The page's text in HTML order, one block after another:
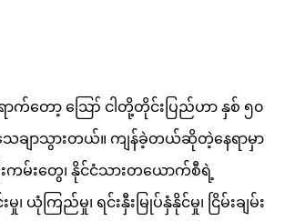
ောက်တော့ ဪ ငါတို့တိုင်းပြည်ဟာ နှစ် ၅၀
ချာသွားတယ်။ ကျန်ခဲ့တယ်ဆိုတဲ့နေရာမှာ
မ်းတွေ၊ နိုင်ငံသားတယောက်စီရဲ့
ြည်မှု၊ ရင်းနှီးမြုပ်နှံနိုင်မှု၊ ငြိမ်းချမ်း